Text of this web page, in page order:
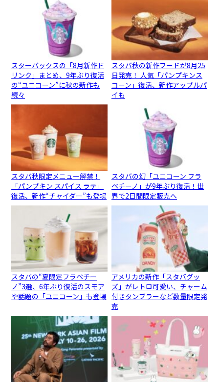
スターバックスの「8月新作ド
リンク」まとめ、9年ぶり復活
の“ユニコーン”に秋の新作も
続々
スタバ秋の新作フードが8月25
日発売！ 人気「パンプキンス
コーン」復活、新作アップルパ
イも
スタバ秋限定メニュー解禁！
「パンプキン スパイス ラテ」
復活、新作“チャイダー”も登場
スタバの幻「ユニコーン フラ
ペチーノ」が9年ぶり復活！世
界で2日間限定販売へ
スタバの“夏限定フラペチー
ノ”3選、6年ぶり復活のスモア
や話題の「ユニコーン」も登場
アメリカの新作「スタバグッ
ズ」がレトロ可愛い、チャーム
付きタンブラーなど数量限定発
売